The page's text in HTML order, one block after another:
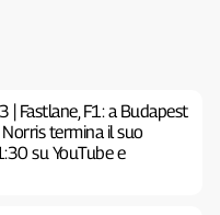
Fastlane, F1: a Budapest
termina il suo
su YouTube e